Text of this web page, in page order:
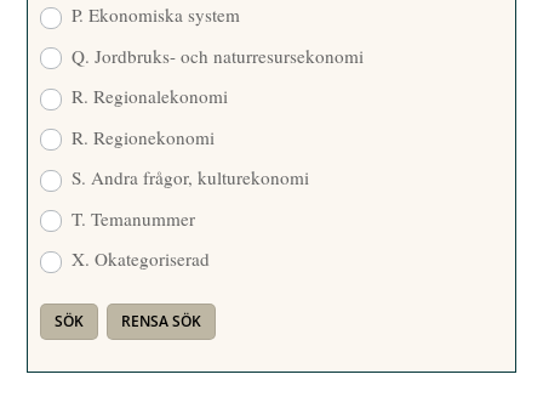
P. Ekonomiska system
Q. Jordbruks- och naturresursekonomi
R. Regionalekonomi
R. Regionekonomi
S. Andra frågor, kulturekonomi
T. Temanummer
X. Okategoriserad